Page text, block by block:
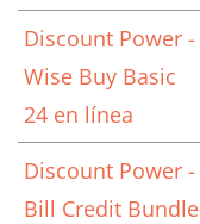
Discount Power -
Wise Buy Basic
24 en línea
Discount Power -
Bill Credit Bundle